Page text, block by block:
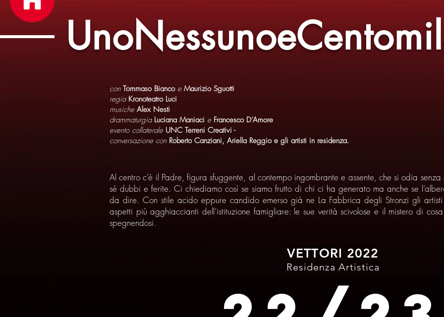
con Tommaso Bianco e Maurizio Sguotti
regia Kronoteatro Luci
musiche Alex Nesti
drammaturgia Luciana Maniaci e Francesco D’Amore
evento collaterale UNC Terreni Creativi -
conversazione con Roberto Canziani, Ariella Reggio e gli artisti in residenza.
Al centro c’è il Padre, figura sfuggente, al contempo ingombrante e assente, che si odia
sé dubbi e ferite. Ci chiediamo così se siamo frutto di chi ci ha generato ma anche se
da dire. Con stile acido eppure candido emerso già ne La Fabbrica degli Stronzi gli
aspetti più agghiaccianti dell’istituzione famigliare: le sue verità scivolose e il mistero di
spegnendosi.
VETTORI 2022
Residenza Artistica